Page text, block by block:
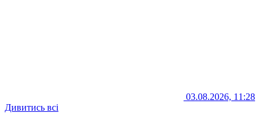
03.08.2026, 11:28
Дивитись всі